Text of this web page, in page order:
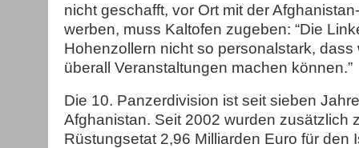
nicht geschafft, vor Ort mit der
werben, muss Kaltofen zugeben: “Die
Hohenzollern nicht so personalstark, dass
überall Veranstaltungen machen können.”
Die 10. Panzerdivision ist seit sieben
Afghanistan. Seit 2002 wurden zusätzlich
Rüstungsetat 2,96 Milliarden Euro für den